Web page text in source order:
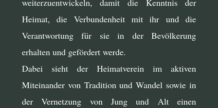
weiterzuentwickeln, damit die Kenntnis der
Heimat, die Verbundenheit mit ihr und die
Verantwortung für sie in der Bevölkerung
erhalten und gefördert werde.
Dabei sieht der Heimatverein im aktiven
Miteinander von Tradition und Wandel sowie in
der Vernetzung von Jung und Alt einen